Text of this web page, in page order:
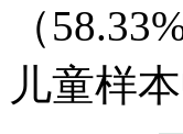
（
儿童样